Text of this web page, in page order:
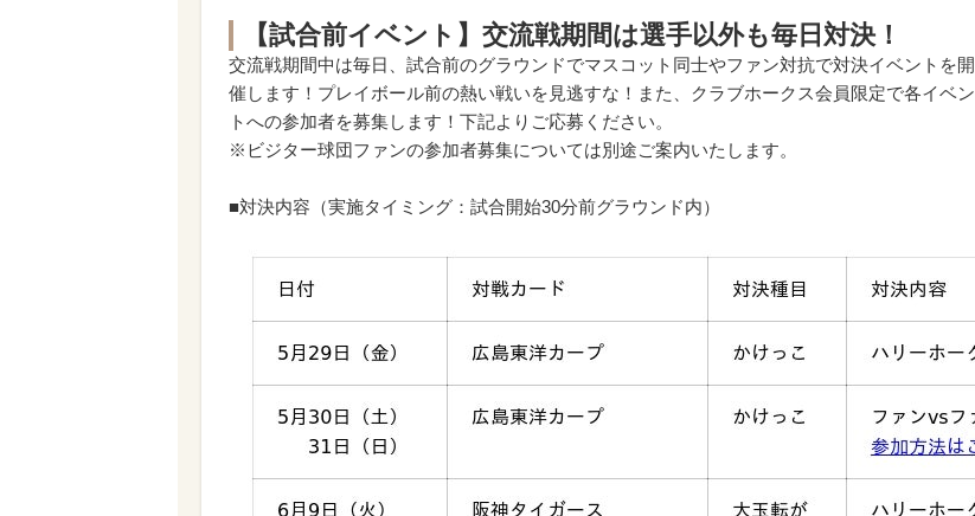
【試合前イベント】交流戦期間は選手以外も毎日対決！
交流戦期間中は毎日、試合前のグラウンドでマスコット同士やファン対抗で対決イベントを開
催します！プレイボール前の熱い戦いを見逃すな！また、クラブホークス会員限定で各イベン
トへの参加者を募集します！下記よりご応募ください。
※ビジター球団ファンの参加者募集については別途ご案内いたします。
■対決内容（実施タイミング：試合開始30分前グラウンド内）